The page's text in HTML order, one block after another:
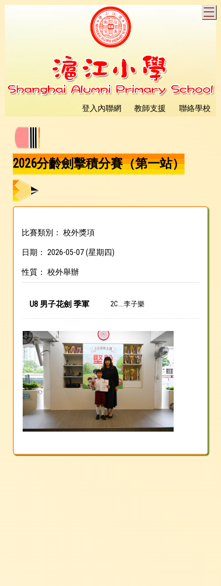
登入內聯網 教師支援 聯絡學校
2026分齡劍擊積分賽（第一站）
比賽類別： 校外獎項
日期： 2026-05-07 (星期四)
性質： 校外舉辦
U8 男子花劍 季軍 2C....李子樂